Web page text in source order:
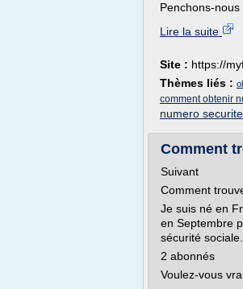
Penchons-nous
Lire la suite
Site : https://
Thèmes liés :
comment obtenir
numero
Comment
Suivant
Comment
Je suis né en
en Septembre
sécurité
2 abonnés
Voulez-vous